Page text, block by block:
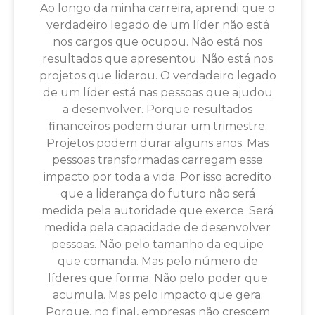
Ao longo da minha carreira, aprendi que o
verdadeiro legado de um líder não está
nos cargos que ocupou. Não está nos
resultados que apresentou. Não está nos
projetos que liderou. O verdadeiro legado
de um líder está nas pessoas que ajudou
a desenvolver. Porque resultados
financeiros podem durar um trimestre.
Projetos podem durar alguns anos. Mas
pessoas transformadas carregam esse
impacto por toda a vida. Por isso acredito
que a liderança do futuro não será
medida pela autoridade que exerce. Será
medida pela capacidade de desenvolver
pessoas. Não pelo tamanho da equipe
que comanda. Mas pelo número de
líderes que forma. Não pelo poder que
acumula. Mas pelo impacto que gera.
Porque, no final, empresas não crescem